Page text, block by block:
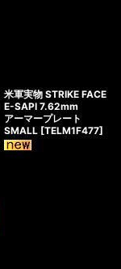
米軍実物 STRIKE FACE
E-SAPI 7.62mm
アーマープレート
SMALL [TELM1F477]